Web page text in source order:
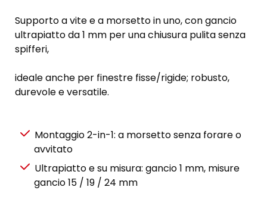
Supporto a vite e a morsetto in uno, con gancio
ultrapiatto da 1 mm per una chiusura pulita senza
spifferi,
ideale anche per finestre fisse/rigide; robusto,
durevole e versatile.
Montaggio 2-in-1: a morsetto senza forare o
avvitato
Ultrapiatto e su misura: gancio 1 mm, misure
gancio 15 / 19 / 24 mm